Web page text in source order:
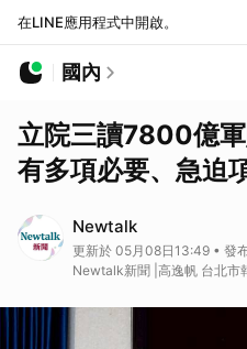
在LINE應用程式中開啟。
國內
立院三讀7800億
有多項必要、急迫
Newtalk
更新於 05月08日13:49 • 發
Newtalk新聞 |高逸帆 台北市